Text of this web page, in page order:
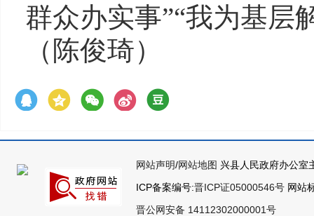
群众办实事”“我为基层
（陈俊琦）
网站声明/网站地图 兴县人民政府办公室
ICP备案编号:晋ICP证05000546号 网站
晋公网安备 14112302000001号